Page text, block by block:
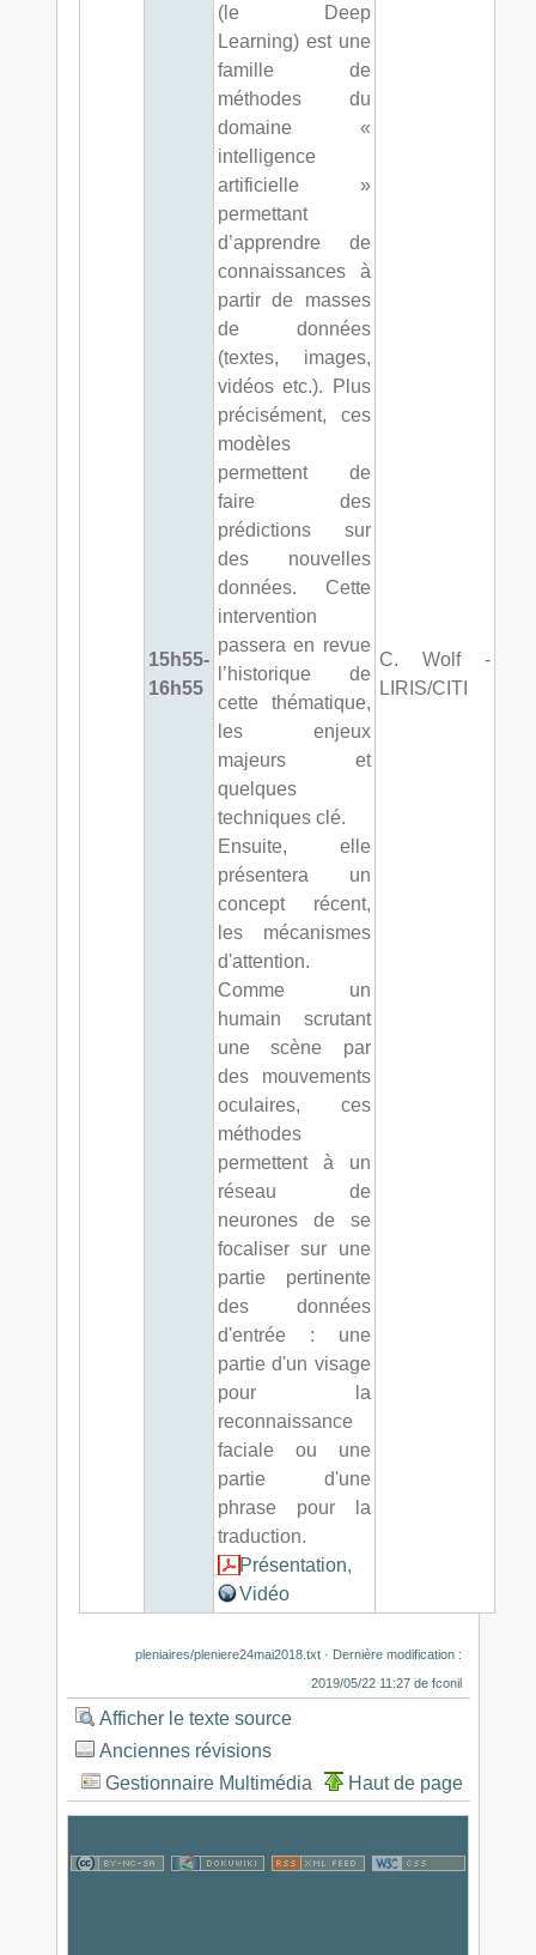
15h55-
16h55
(le Deep
Learning) est une
famille de
méthodes du
domaine «
intelligence
artificielle »
permettant
d’apprendre de
connaissances à
partir de masses
de données
(textes, images,
vidéos etc.). Plus
précisément, ces
modèles
permettent de
faire des
prédictions sur
des nouvelles
données. Cette
intervention
passera en revue
l’historique de
cette thématique,
les enjeux
majeurs et
quelques
techniques clé.
Ensuite, elle
présentera un
concept récent,
les mécanismes
d'attention.
Comme un
humain scrutant
une scène par
des mouvements
oculaires, ces
méthodes
permettent à un
réseau de
neurones de se
focaliser sur une
partie pertinente
des données
d'entrée : une
partie d'un visage
pour la
reconnaissance
faciale ou une
partie d'une
phrase pour la
traduction.
Présentation,
Vidéo
C. Wolf -
LIRIS/CITI
pleniaires/pleniere24mai2018.txt · Dernière modification :
2019/05/22 11:27 defconil
Afficher le texte source
Anciennes révisions
Gestionnaire Multimédia
Haut de page